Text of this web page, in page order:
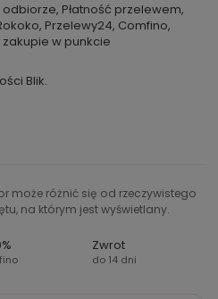
odbiorze, Płatność przelewem,
Przelewy24, Comfino,
zakupie w punkcie
Blik.
może różnić się od rzeczywistego
na którym jest wyświetlany.
Zwrot
do 14 dni